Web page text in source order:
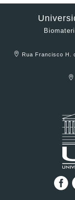
Rua Francisco H.